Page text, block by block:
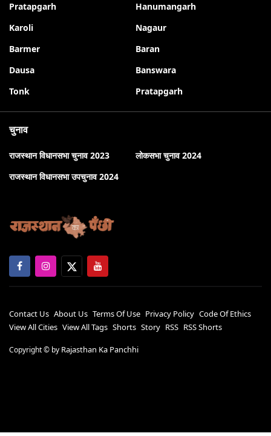
Pratapgarh
Hanumangarh
Karoli
Nagaur
Barmer
Baran
Dausa
Banswara
Tonk
Pratapgarh
चुनाव
राजस्थान विधानसभा चुनाव 2023
लोकसभा चुनाव 2024
राजस्थान विधानसभा उपचुनाव 2024
Contact Us About Us Terms Of Use Privacy Policy Code Of Ethics
View All Cities View All Tags Shorts Story RSS RSS Shorts
Copyright © by Rajasthan Ka Panchhi